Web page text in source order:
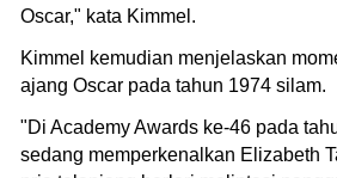
Oscar," kata Kimmel.
Kimmel kemudian menjelaskan
ajang Oscar pada tahun 1974 silam.
"Di Academy Awards ke-46 pada
sedang memperkenalkan Elizabeth